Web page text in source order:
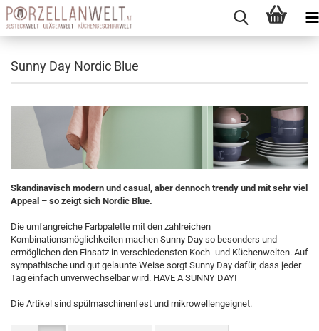
Sunny Day Nordic Blue
Skandinavisch modern und casual, aber dennoch trendy und mit sehr viel
Appeal – so zeigt sich Nordic Blue.
Die umfangreiche Farbpalette mit den zahlreichen
Kombinationsmöglichkeiten machen Sunny Day so besonders und
ermöglichen den Einsatz in verschiedensten Koch- und Küchenwelten. Auf
sympathische und gut gelaunte Weise sorgt Sunny Day dafür, dass jeder
Tag einfach unverwechselbar wird. HAVE A SUNNY DAY!
Die Artikel sind spülmaschinenfest und mikrowellengeignet.